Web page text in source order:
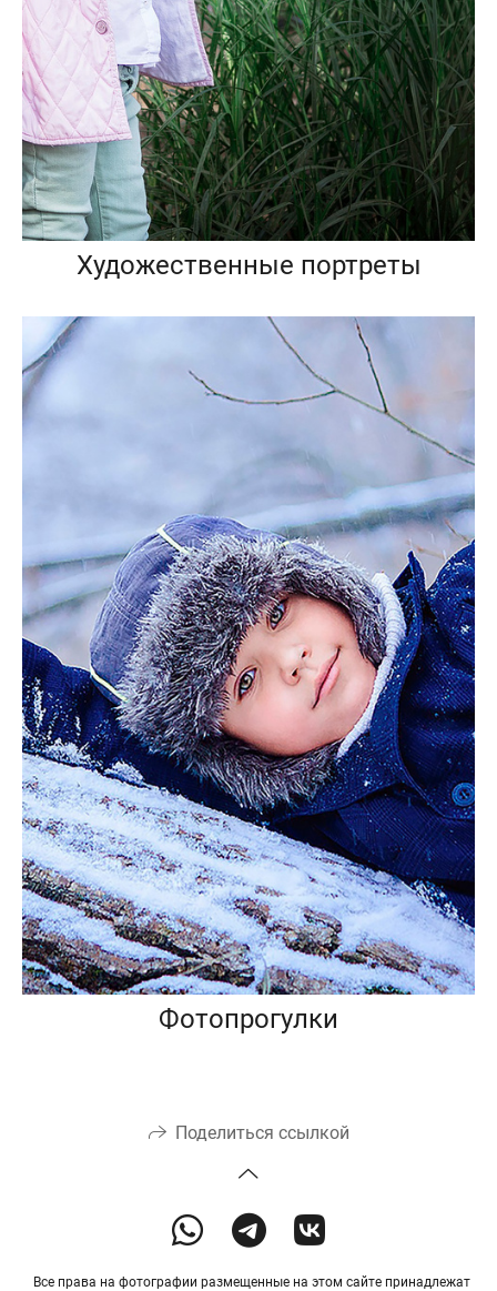
Художественные портреты
Фотопрогулки
Поделиться ссылкой
Все права на фотографии размещенные на этом сайте принадлежат